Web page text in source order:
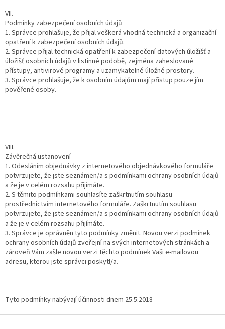
VII.
Podmínky zabezpečení osobních údajů
1. Správce prohlašuje, že přijal veškerá vhodná technická a organizační
opatření k zabezpečení osobních údajů.
2. Správce přijal technická opatření k zabezpečení datových úložišť a
úložišť osobních údajů v listinné podobě, zejména zaheslované
přístupy, antivirové programy a uzamykatelné úložné prostory.
3. Správce prohlašuje, že k osobním údajům mají přístup pouze jím
pověřené osoby.
VIII.
Závěrečná ustanovení
1. Odesláním objednávky z internetového objednávkového formuláře
potvrzujete, že jste seznámen/a s podmínkami ochrany osobních údajů
a že je v celém rozsahu přijímáte.
2. S těmito podmínkami souhlasíte zaškrtnutím souhlasu
prostřednictvím internetového formuláře. Zaškrtnutím souhlasu
potvrzujete, že jste seznámen/a s podmínkami ochrany osobních údajů
a že je v celém rozsahu přijímáte.
3. Správce je oprávněn tyto podmínky změnit. Novou verzi podmínek
ochrany osobních údajů zveřejní na svých internetových stránkách a
zároveň Vám zašle novou verzi těchto podmínek Vaši e-mailovou
adresu, kterou jste správci poskytl/a.
Tyto podmínky nabývají účinnosti dnem 25.5.2018